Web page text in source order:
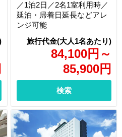
84,100円 ～
85,900円
／1泊2日／2名1室利用時／
延泊・帰着日延長などアレ
ンジ可能
検索